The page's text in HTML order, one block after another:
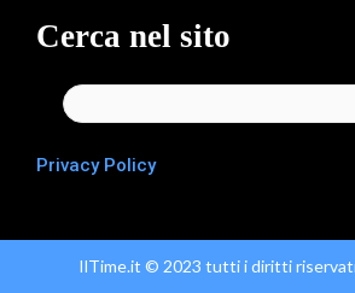
Cerca nel sito
Privacy Policy
IlTime.it © 2023 tutti i diritti